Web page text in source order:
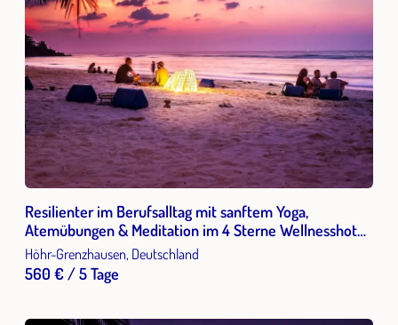
Resilienter im Berufsalltag mit sanftem Yoga,
Atemübungen & Meditation im 4 Sterne Wellnesshotel
im Westerwald
Höhr-Grenzhausen, Deutschland
560 € / 5 Tage